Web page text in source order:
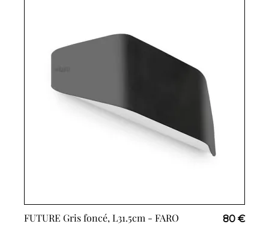
FUTURE Gris foncé, L31.5cm - FARO 80 €